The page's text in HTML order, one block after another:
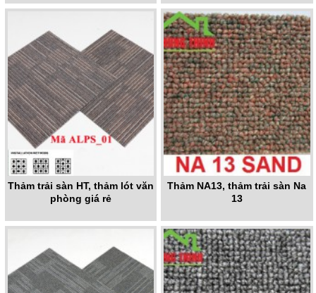
Thảm trải sàn HT, thảm lót văn
phòng giá rẻ
Thảm NA13, thảm trải sàn Na
13